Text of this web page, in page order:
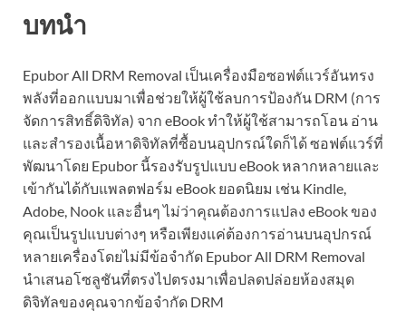
บทนำ
Epubor All DRM Removal เป็นเครื่องมือซอฟต์แวร์อันทรง
พลังที่ออกแบบมาเพื่อช่วยให้ผู้ใช้ลบการป้องกัน DRM (การ
จัดการสิทธิ์ดิจิทัล) จาก eBook ทำให้ผู้ใช้สามารถโอน อ่าน
และสำรองเนื้อหาดิจิทัลที่ซื้อบนอุปกรณ์ใดก็ได้ ซอฟต์แวร์ที่
พัฒนาโดย Epubor นี้รองรับรูปแบบ eBook หลากหลายและ
เข้ากันได้กับแพลตฟอร์ม eBook ยอดนิยม เช่น Kindle,
Adobe, Nook และอื่นๆ ไม่ว่าคุณต้องการแปลง eBook ของ
คุณเป็นรูปแบบต่างๆ หรือเพียงแค่ต้องการอ่านบนอุปกรณ์
หลายเครื่องโดยไม่มีข้อจำกัด Epubor All DRM Removal
นำเสนอโซลูชันที่ตรงไปตรงมาเพื่อปลดปล่อยห้องสมุด
ดิจิทัลของคุณจากข้อจำกัด DRM